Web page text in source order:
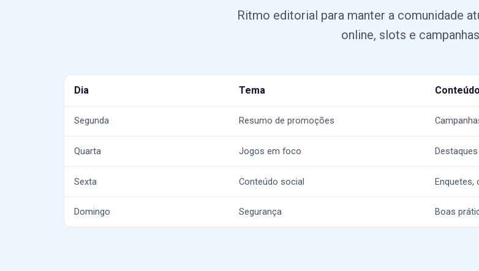
Ritmo editorial para manter a comunidade
online, slots e
Dia Tema
Segunda Resumo de promoções
Quarta Jogos em foco
Sexta Conteúdo social Enquetes,
Domingo Segurança Boas